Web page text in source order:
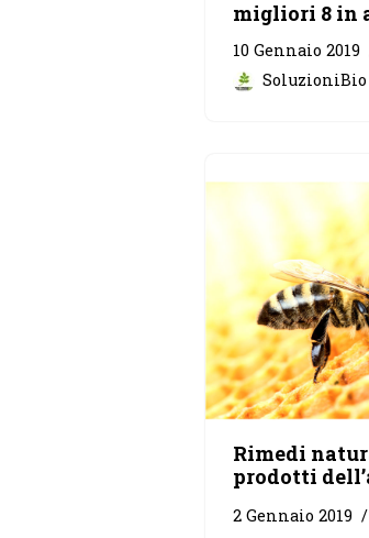
migliori 8 in
10 Gennaio 2019
SoluzioniBio
Rimedi
prodotti
2 Gennaio 2019